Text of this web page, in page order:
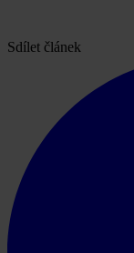
Sdílet článek